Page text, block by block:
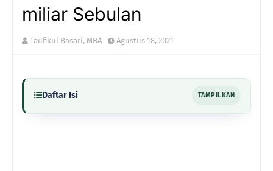
miliar Sebulan
Taufikul Basari, MBA Agustus 18, 2021
Daftar Isi TAMPILKAN